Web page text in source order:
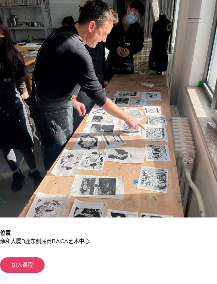
位置
雍和大厦B座东侧底商BACA艺术中心
加入课程